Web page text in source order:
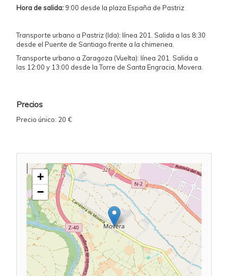
Hora de salida: 9:00 desde la plaza España de Pastriz
Transporte urbano a Pastriz (Ida): línea 201. Salida a las 8:30
desde el Puente de Santiago frente a la chimenea.
Transporte urbano a Zaragoza (Vuelta): línea 201. Salida a
las 12:00 y 13:00 desde la Torre de Santa Engracia, Movera.
Precios
Precio único: 20 €
+
−